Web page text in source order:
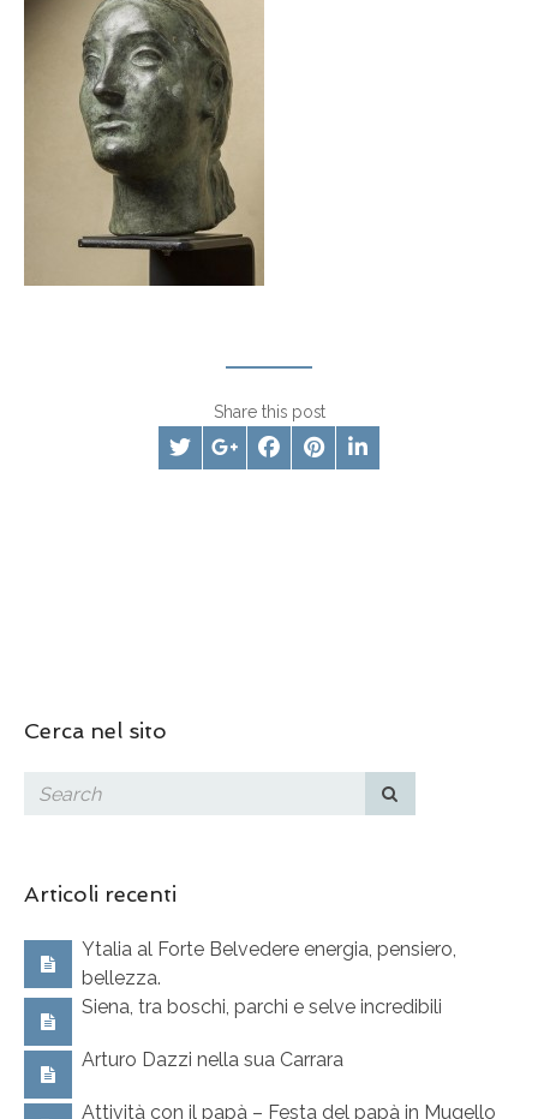
Share this post
Cerca nel sito
Articoli recenti
Ytalia al Forte Belvedere energia, pensiero,
bellezza.
Siena, tra boschi, parchi e selve incredibili
Arturo Dazzi nella sua Carrara
Attività con il papà – Festa del papà in Mugello